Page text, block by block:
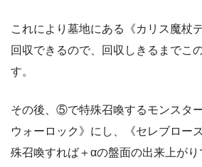
これにより墓地にある《カリス魔杖
回収できるので、回収しきるまでこ
す。
その後、⑤で特殊召喚するモンスタ
ウォーロック》にし、《セレブロー
殊召喚すれば＋αの盤面の出来上がり